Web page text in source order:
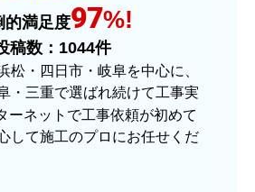
利用したいですか？
ヒーター・ストーブ 【注
11月頃（モバイルから）
んだ理由は？】
的満足度97%!
稿数： 1044件
松・四日市・岐阜を中心に、
・三重で選ばれ続けて工事実
ーネットで工事依頼が初めて
して施工のプロにお任せくだ